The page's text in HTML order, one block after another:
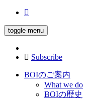
toggle menu
Subscribe
BOIのご案内
What we do
BOIの歴史